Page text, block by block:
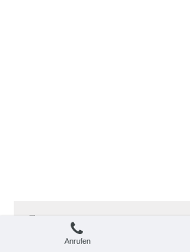
Druckversion
© Physiotherapie Eugen Vorat / 2017
Anrufen